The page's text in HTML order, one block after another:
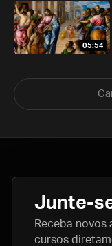
05:54
Junte-
Receba novos
cursos